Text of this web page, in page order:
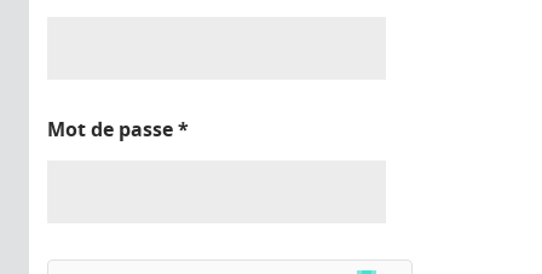
Mot de passe*